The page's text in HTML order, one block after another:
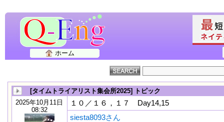
ホーム
[タイムトライアリスト集会所2025] トピック
2025年10月11日
08:32
１０／１６，１７ Day14,15
siesta8093さん